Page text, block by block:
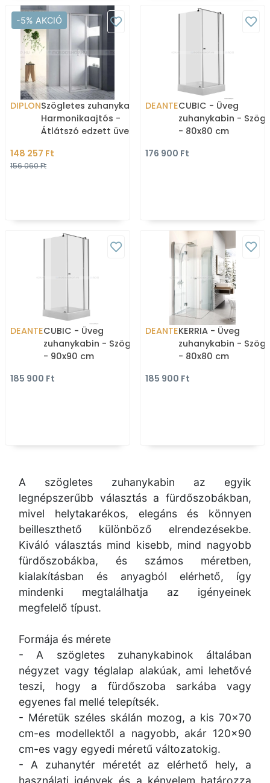
-5% AKCIÓ
DIPLONSzögletes zuhanykabin -
Harmonikaajtós -
Átlátszó edzett üveg -
148 257 Ft
156 060 Ft
DEANTECUBIC - Üveg
zuhanykabin -
- 80x80 cm
176 900 Ft
DEANTECUBIC - Üveg
zuhanykabin - Szögletes
- 90x90 cm
185 900 Ft
DEANTEKERRIA - Üveg
zuhanykabin -
- 80x80 cm
185 900 Ft
A szögletes zuhanykabin az egyik
legnépszerűbb választás a fürdőszobákban,
mivel helytakarékos, elegáns és könnyen
beilleszthető különböző elrendezésekbe.
Kiváló választás mind kisebb, mind nagyobb
fürdőszobákba, és számos méretben,
kialakításban és anyagból elérhető, így
mindenki megtalálhatja az igényeinek
megfelelő típust.
Formája és mérete
- A szögletes zuhanykabinok általában
négyzet vagy téglalap alakúak, ami lehetővé
teszi, hogy a fürdőszoba sarkába vagy
egyenes fal mellé telepítsék.
- Méretük széles skálán mozog, a kis 70x70
cm-es modellektől a nagyobb, akár 120x90
cm-es vagy egyedi méretű változatokig.
- A zuhanytér méretét az elérhető hely, a
használati igények és a kényelem határozza